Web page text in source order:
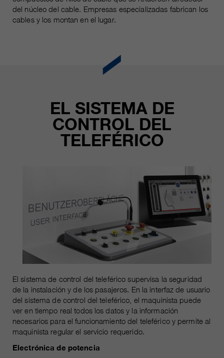
del núcleo del cable. Empresas especializadas fabrican los
cables y los montan en el lugar.
EL SISTEMA DE
CONTROL DEL
TELEFÉRICO
El sistema de control del teleférico supervisa la seguridad
de la instalación y de los pasajeros. En la interfaz de usuario
del sistema de control del teleférico, el maquinista puede
ver en tiempo real todos los datos y la información
necesarios para el funcionamiento del teleférico y permite al
maquinista regular el servicio requerido.
Electrónica de potencia